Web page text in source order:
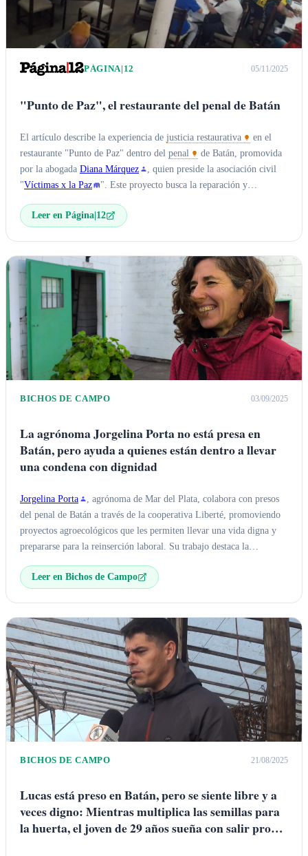
PÁGINA|12 05/11/2025
"Punto de Paz", el restaurante del penal de Batán
El artículo describe la experiencia de justicia restaurativa
en el
restaurante "Punto de Paz" dentro del penal
de Batán, promovida
por la abogada Diana Márquez
, quien preside la asociación civil
"Víctimas x la Paz
". Este proyecto busca la reparación y
la gastronomía.
Leer en Página|12
BICHOS DE CAMPO 03/09/2025
La agrónoma Jorgelina Porta no está presa en
Batán, pero ayuda a quienes están dentro a llevar
una condena con dignidad
Jorgelina Porta
, agrónoma de Mar del Plata, colabora con presos
del penal de Batán a través de la cooperativa Liberté, promoviendo
proyectos agroecológicos que les permiten llevar una vida digna y
prepararse para la reinserción laboral. Su trabajo destaca la
ofreciendo una salida humana al problema de la seguridad y la
Leer en Bichos de Campo
BICHOS DE CAMPO 21/08/2025
Lucas está preso en Batán, pero se siente libre y a
veces digno: Mientras multiplica las semillas para
la huerta, el joven de 29 años sueña con salir pronto